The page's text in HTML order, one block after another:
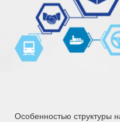
Особенностью структуры